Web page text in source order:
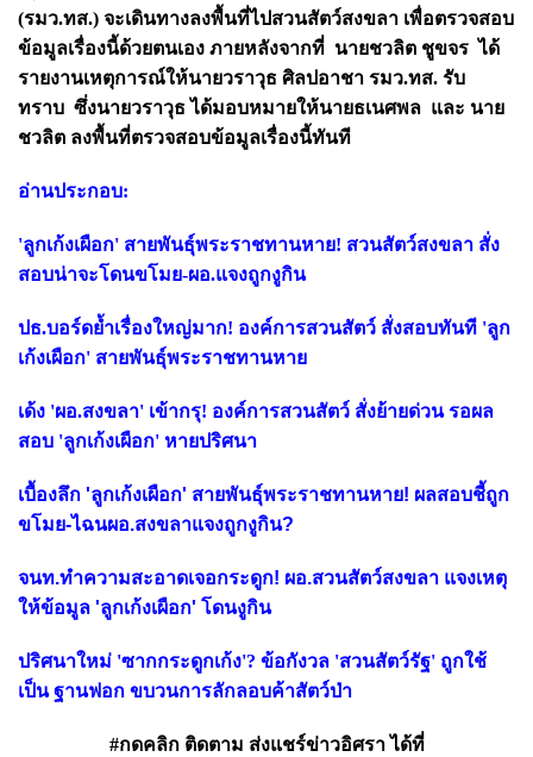
(รมว.ทส.) จะเดินทางลงพื้นที่ไปสวนสัตว์สงขลา เพื่อตรวจสอบ
ข้อมูลเรื่องนี้ด้วยตนเอง ภายหลังจากที่ นายชวลิต ชูขจรได้
รายงานเหตุการณ์ให้นายวราวุธ ศิลปอาชา รมว.ทส. รับ
ทราบ ซึ่งนายวราวุธ ได้มอบหมายให้นายธเนศพล และ นาย
ชวลิต ลงพื้นที่ตรวจสอบข้อมูลเรื่องนี้ทันที
อ่านประกอบ:
'ลูกเก้งเผือก' สายพันธุ์พระราชทานหาย! สวนสัตว์สงขลา สั่ง
สอบน่าจะโดนขโมย-ผอ.แจงถูกงูกิน
ปธ.บอร์ดย้ำเรื่องใหญ่มาก! องค์การสวนสัตว์ สั่งสอบทันที 'ลูก
เก้งเผือก' สายพันธุ์พระราชทานหาย
เด้ง 'ผอ.สงขลา' เข้ากรุ! องค์การสวนสัตว์ สั่งย้ายด่วน รอผล
สอบ 'ลูกเก้งเผือก' หายปริศนา
เบื้องลึก 'ลูกเก้งเผือก' สายพันธุ์พระราชทานหาย! ผลสอบชี้ถูก
ขโมย-ไฉนผอ.สงขลาแจงถูกงูกิน?
จนท.ทำความสะอาดเจอกระดูก! ผอ.สวนสัตว์สงขลา แจงเหตุ
ให้ข้อมูล 'ลูกเก้งเผือก' โดนงูกิน
ปริศนาใหม่ 'ซากกระดูกเก้ง'? ข้อกังวล 'สวนสัตว์รัฐ' ถูกใช้
เป็น ฐานฟอก ขบวนการลักลอบค้าสัตว์ป่า
#กดคลิก ติดตาม ส่งแชร์ข่าวอิศรา ได้ที่